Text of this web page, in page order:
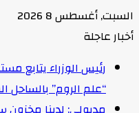
السبت, أغسطس 8 2026
أخبار عاجلة
رئيس الوزراء يتابع
“علم الروم” بالساحل